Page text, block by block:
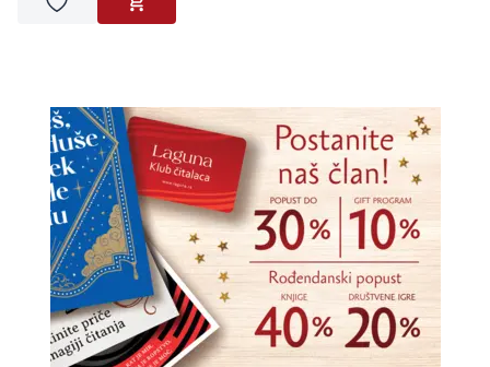
Dodaj u omiljeneDODAJ U KORPU